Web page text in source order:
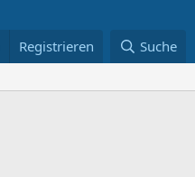
Registrieren Suche